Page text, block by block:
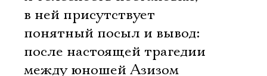
в ней присутствует
понятный посыл и вывод:
после настоящей трагедии
между юношей Азизом